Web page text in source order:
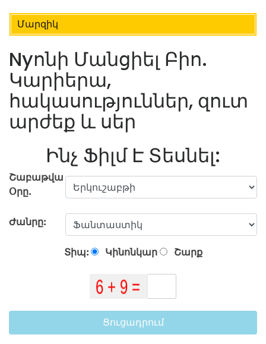
Մարզիկ
Nyոնի Մանցիել Բիո.
Կարիերա,
հակասություններ, զուտ
արժեք և սեր
Ինչ Ֆիլմ Է Տեսնել:
Շաբաթվա
Օրը.
Ժանրը:
Տիպ: Կինոնկար Շարք
Ցուցադրում